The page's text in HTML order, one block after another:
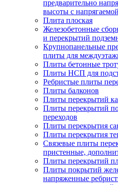
предварительно
высоты с
Плита плоская
Железобетонные
и перекрытий
Крупнопанельные
плиты для
Плиты бетонные
Плиты НСП для
Ребристые плиты
Плиты балконов
Плиты перекрытий
Плиты перекрытий
переходов
Плиты перекрытия
Плиты перекрытия
Связевые плиты
пристенные,
Плиты перекрытий
Плиты покрытий
напряженные